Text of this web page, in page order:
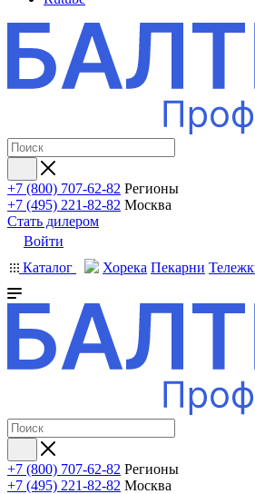
+7 (800) 707-62-82 Регионы
+7 (495) 221-82-82 Москва
Стать дилером
Войти
Каталог
Хорека Пекарни
+7 (800) 707-62-82 Регионы
+7 (495) 221-82-82 Москва